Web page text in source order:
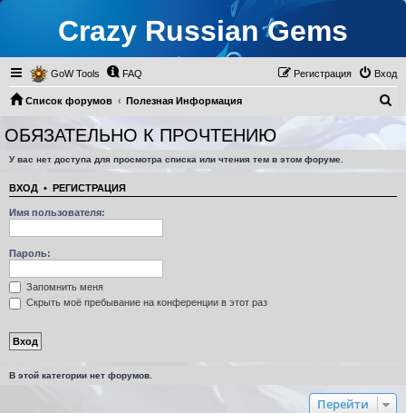
Crazy Russian Gems
GoW Tools FAQ Вход
Регистрация
Список форумов
Полезная Информация
ОБЯЗАТЕЛЬНО К ПРОЧТЕНИЮ
ОБЯЗАТЕЛЬНО К ПРОЧТЕНИЮ
У вас нет доступа для просмотра списка или чтения тем в этом форуме.
ВХОД • РЕГИСТРАЦИЯ
Имя пользователя:
Пароль:
Запомнить меня
Скрыть моё пребывание на конференции в этот раз
В этой категории нет форумов.
Перейти